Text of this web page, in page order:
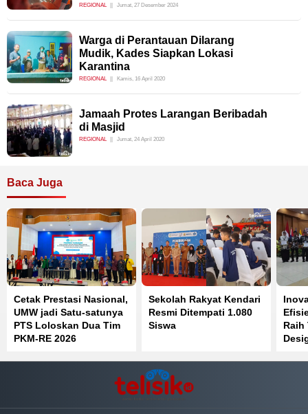
REGIONAL Jumat, 27 Desember 2024
Warga di Perantauan Dilarang
Mudik, Kades Siapkan Lokasi
Karantina
REGIONAL Kamis, 16 April 2020
Jamaah Protes Larangan Beribadah
di Masjid
REGIONAL Jumat, 24 April 2020
Baca Juga
Cetak Prestasi Nasional,
UMW jadi Satu-satunya
PTS Loloskan Dua Tim
PKM-RE 2026
Sekolah Rakyat Kendari
Resmi Ditempati 1.080
Siswa
Raih